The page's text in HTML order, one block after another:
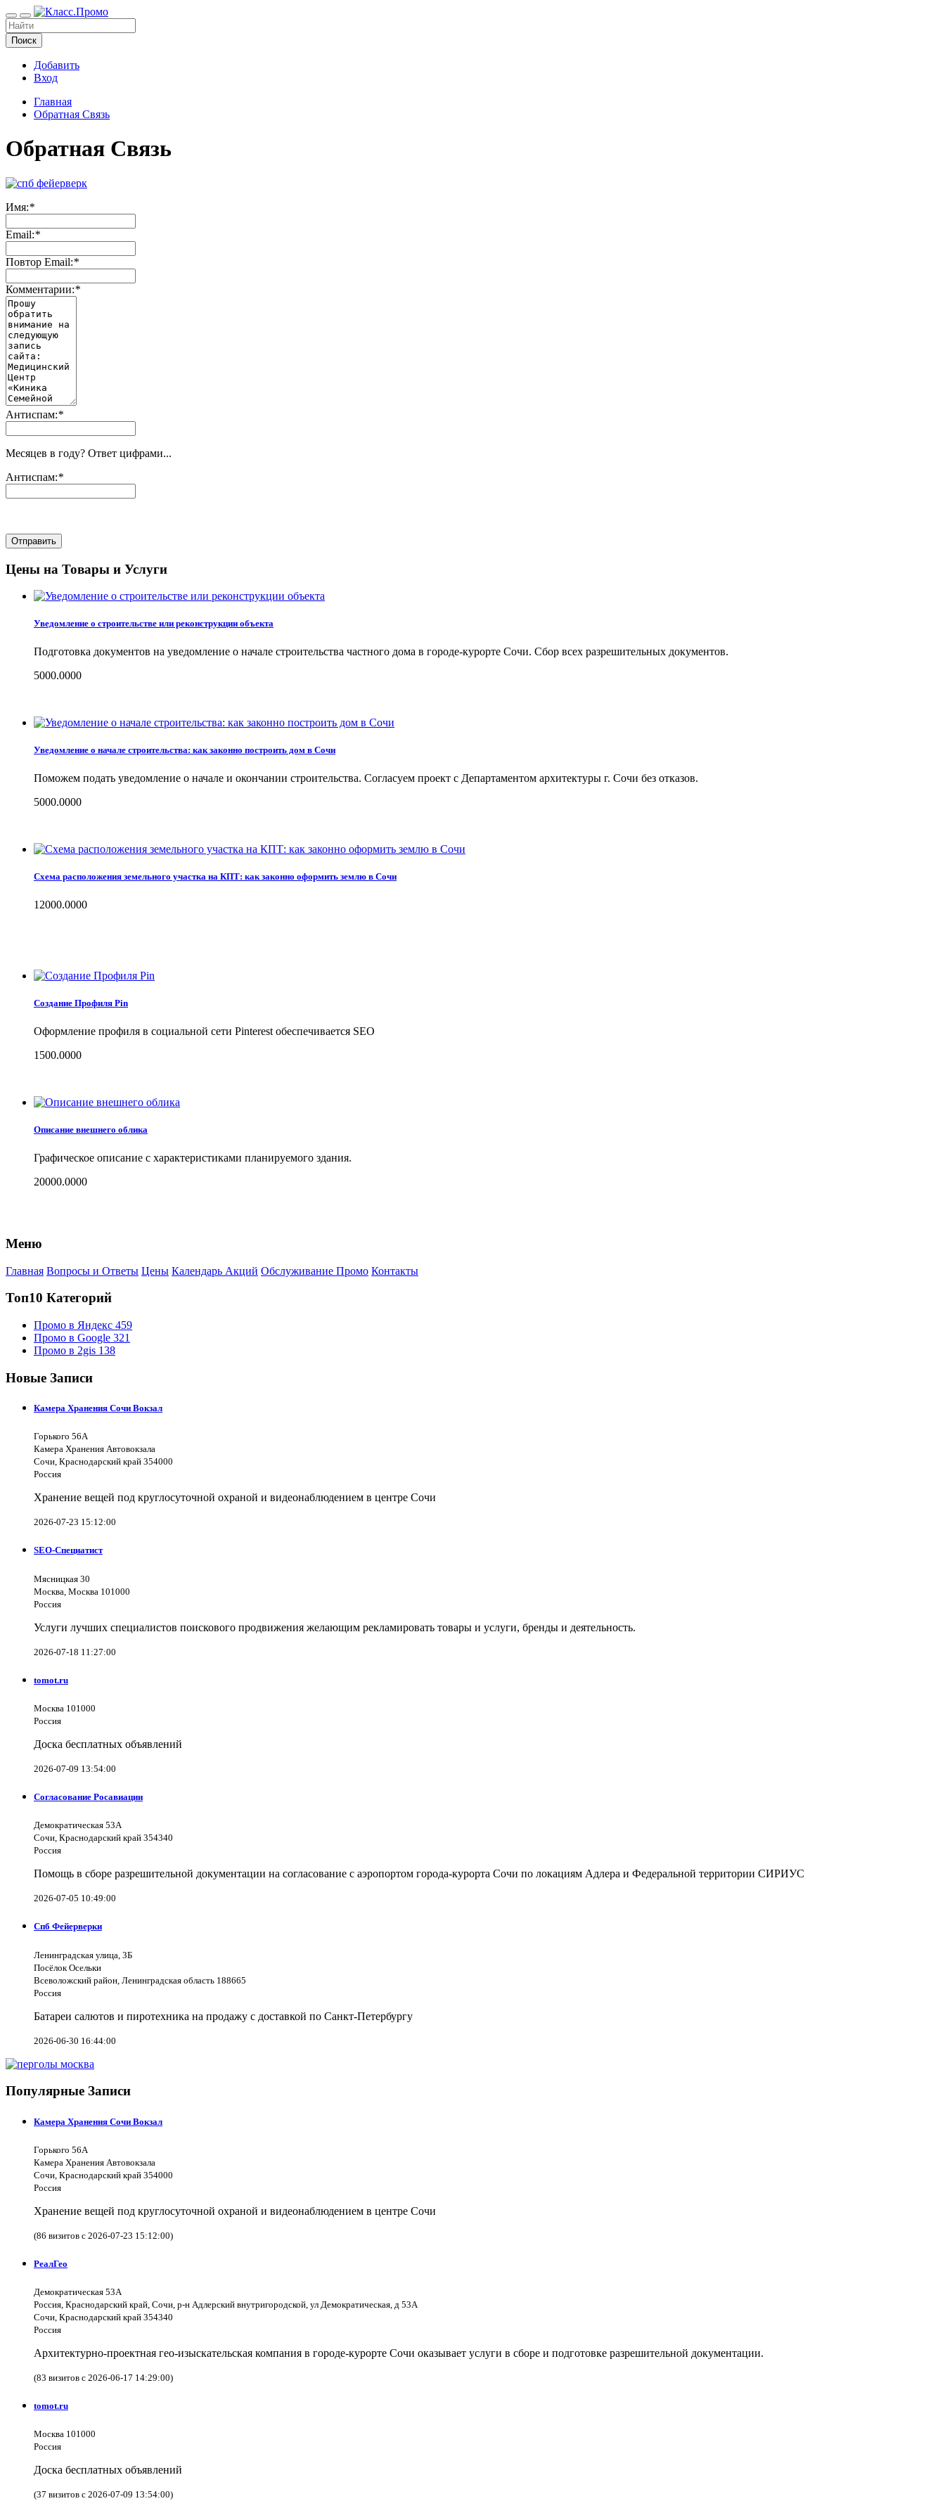
Поиск
Добавить
Вход
Главная
Обратная Связь
Обратная Связь
Имя:*
Email:*
Повтор Email:*
Комментарии:*
Антиспам:*
Месяцев в году? Ответ цифрами...
Антиспам:*
Отправить
Цены на Товары и Услуги
Уведомление о строительстве или реконструкции объекта
Подготовка документов на уведомление о начале строительства частного дома в городе-курорте Сочи. Сбор всех разрешительных документов.
5000.0000
Уведомление о начале строительства: как законно построить дом в Сочи
Поможем подать уведомление о начале и окончании строительства. Согласуем проект с Департаментом архитектуры г. Сочи без отказов.
5000.0000
Схема расположения земельного участка на КПТ: как законно оформить землю в Сочи
12000.0000
Создание Профиля Pin
Оформление профиля в социальной сети Pinterest обеспечивается SEO
1500.0000
Описание внешнего облика
Графическое описание с характеристиками планируемого здания.
20000.0000
Меню
Главная Вопросы и Ответы Цены Календарь Акций Обслуживание Промо Контакты
Топ10 Категорий
Промо в Яндекс 459
Промо в Google 321
Промо в 2gis 138
Новые Записи
Камера Хранения Сочи Вокзал
Горького 56А
Камера Хранения Автовокзала
Сочи, Краснодарский край 354000
Россия
Хранение вещей под круглосуточной охраной и видеонаблюдением в центре Сочи
2026-07-23 15:12:00
SEO-Специатист
Мясницкая 30
Москва, Москва 101000
Россия
Услуги лучших специалистов поискового продвижения желающим рекламировать товары и услуги, бренды и деятельность.
2026-07-18 11:27:00
tomot.ru
Москва 101000
Россия
Доска бесплатных объявлений
2026-07-09 13:54:00
Согласование Росавиации
Демократическая 53А
Сочи, Краснодарский край 354340
Россия
Помощь в сборе разрешительной документации на согласование с аэропортом города-курорта Сочи по локациям Адлера и Федеральной территории СИРИУС
2026-07-05 10:49:00
Спб Фейерверки
Ленинградская улица, 3Б
Посёлок Осельки
Всеволожский район, Ленинградская область 188665
Россия
Батареи салютов и пиротехника на продажу с доставкой по Санкт-Петербургу
2026-06-30 16:44:00
Популярные Записи
Камера Хранения Сочи Вокзал
Горького 56А
Камера Хранения Автовокзала
Сочи, Краснодарский край 354000
Россия
Хранение вещей под круглосуточной охраной и видеонаблюдением в центре Сочи
(86 визитов с 2026-07-23 15:12:00)
РеалГео
Демократическая 53А
Россия, Краснодарский край, Сочи, р-н Адлерский внутригородской, ул Демократическая, д 53А
Сочи, Краснодарский край 354340
Россия
Архитектурно-проектная гео-изыскательская компания в городе-курорте Сочи оказывает услуги в сборе и подготовке разрешительной документации.
(83 визитов с 2026-06-17 14:29:00)
tomot.ru
Москва 101000
Россия
Доска бесплатных объявлений
(37 визитов с 2026-07-09 13:54:00)